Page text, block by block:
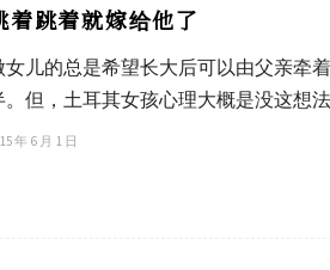
着跳着就嫁给他了
女儿的总是希望长大后可以由父亲牵
。但，土耳其女孩心理大概是没这想
年 6 月 1 日